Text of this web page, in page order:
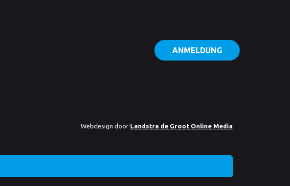
ANMELDUNG
Webdesign door Landstra de Groot Online Media